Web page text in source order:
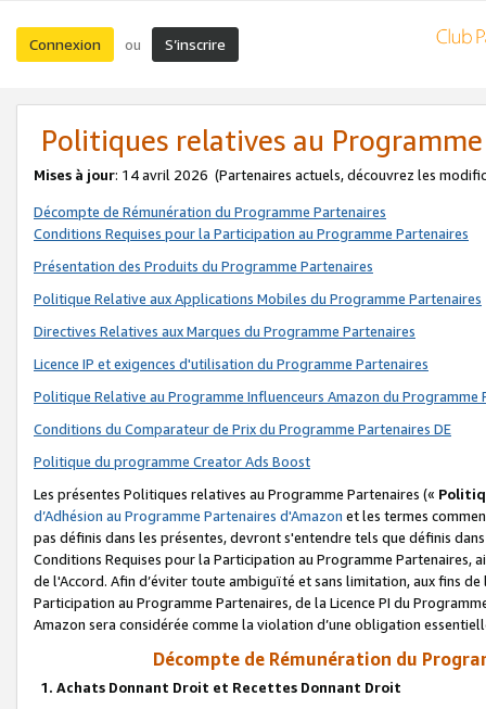
Connexion ou S’inscrire
Politiques relatives au
Mises à jour: 14 avril 2026 (Partenaires actuels, découvrez les
Décompte de Rémunération du Programme Partenaires
Conditions Requises pour la Participation au Programme Partenaires
Présentation des Produits du Programme Partenaires
Politique Relative aux Applications Mobiles du Programme Partenaires
Directives Relatives aux Marques du Programme Partenaires
Licence IP et exigences d'utilisation du Programme Partenaires
Politique Relative au Programme Influenceurs Amazon du Programme
Conditions du Comparateur de Prix du Programme Partenaires DE
Politique du programme Creator Ads Boost
Les présentes Politiques relatives au Programme Partenaires («
d’Adhésion au Programme Partenaires d'Amazon et les termes
pas définis dans les présentes, devront s'entendre tels que définis
Conditions Requises pour la Participation au Programme Partenaires,
de l'Accord. Afin d’éviter toute ambiguïté et sans limitation, aux fins
Participation au Programme Partenaires, de la Licence PI du
Amazon sera considérée comme la violation d’une obligation
Décompte de Rémunération du
1. Achats Donnant Droit et Recettes Donnant Droit